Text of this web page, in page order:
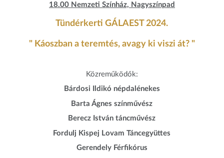
18.00 Nemzeti Színház, Nagyszínpad
Tündérkerti GÁLAEST 2024.
" Káoszban a teremtés, avagy ki viszi át? "
Közreműködők:
Bárdosi Ildikó népdalénekes
Barta Ágnes színművész
Berecz István táncművész
Fordulj Kispej Lovam Táncegyüttes
Gerendely Férfikórus